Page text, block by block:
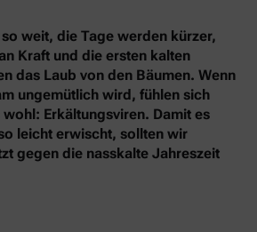
weit, die Tage werden kürzer,
Kraft und die ersten kalten
das Laub von den Bäumen. Wenn
ungemütlich wird, fühlen sich
Erkältungsviren. Damit es
leicht erwischt, sollten wir
gegen die nasskalte Jahreszeit